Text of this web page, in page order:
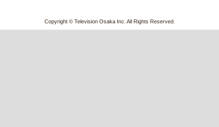
Copyright © Television Osaka Inc. All Rights Reserved.